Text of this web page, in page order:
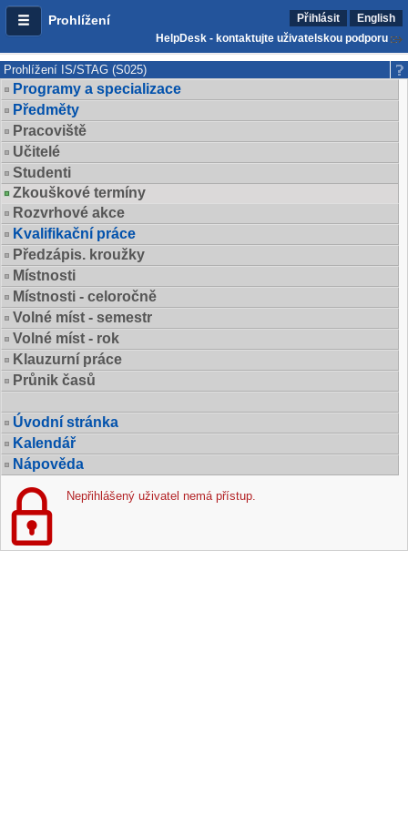
Prohlížení Přihlásit
English
HelpDesk - kontaktujte uživatelskou podporu
Prohlížení IS/STAG (S025)
Programy a specializace
Předměty
Pracoviště
Učitelé
Studenti
Zkouškové termíny
Rozvrhové akce
Kvalifikační práce
Předzápis. kroužky
Místnosti
Místnosti - celoročně
Volné míst - semestr
Volné míst - rok
Klauzurní práce
Průnik časů
Úvodní stránka
Kalendář
Nápověda
Nepřihlášený uživatel nemá přístup.